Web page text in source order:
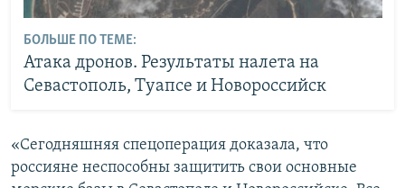
БОЛЬШЕ ПО ТЕМЕ:
Атака дронов. Результаты налета на
Севастополь, Туапсе и Новороссийск
«Сегодняшняя спецоперация доказала, что
россияне неспособны защитить свои основные